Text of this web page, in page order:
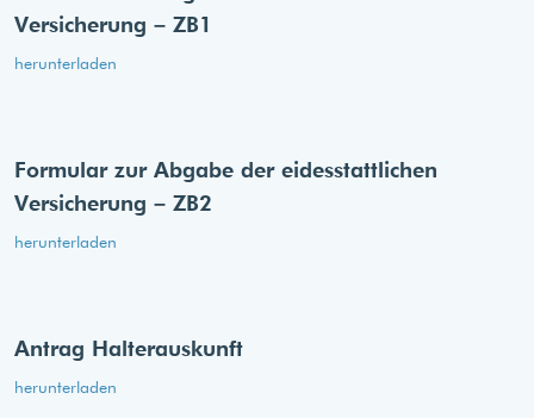
Versicherung – ZB1
herunterladen
Formular zur Abgabe der eides­stattlichen
Versicherung – ZB2
herunterladen
Antrag Halterauskunft
herunterladen